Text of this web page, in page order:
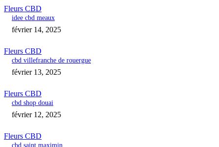
Fleurs CBD
idee cbd meaux
février 14, 2025
Fleurs CBD
cbd villefranche de rouergue
février 13, 2025
Fleurs CBD
cbd shop douai
février 12, 2025
Fleurs CBD
cbd saint maximin